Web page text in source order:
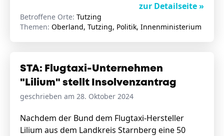
zur Detailseite »
Betroffene Orte: Tutzing
Themen: Oberland, Tutzing, Politik, Innenministerium
STA: Flugtaxi-Unternehmen
"Lilium" stellt Insolvenzantrag
geschrieben am 28. Oktober 2024
Nachdem der Bund dem Flugtaxi-Hersteller
Lilium aus dem Landkreis Starnberg eine 50